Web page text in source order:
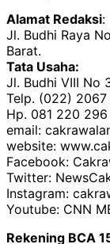
Alamat Redaksi:
Jl. Budhi Raya
Barat.
Tata Usaha:
Jl. Budhi VIII No
Telp. (022) 2067
Hp. 081 220
email:
website:
Facebook:
Twitter:
Instagram:
Youtube: CNN
Rekening BCA